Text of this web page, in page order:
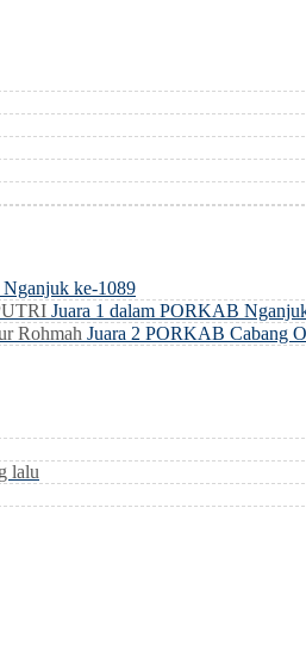
ke-1089
Juara 1 dalam PORKAB
Rohmah Juara 2 PORKAB Cabang
lalu